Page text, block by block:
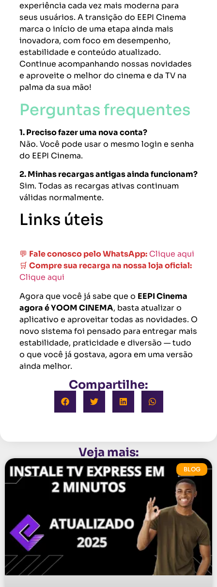
experiência cada vez mais moderna para
seus usuários. A transição do EEPI Cinema
marca o início de uma etapa ainda mais
inovadora, com foco em desempenho,
estabilidade e conteúdo atualizado.
Continue acompanhando nossas novidades
e aproveite o melhor do cinema e da TV na
palma da sua mão!
Perguntas frequentes
1. Preciso fazer uma nova conta?
Não. Você pode usar o mesmo login e senha
do EEPI Cinema.
2. Minhas recargas antigas ainda funcionam?
Sim. Todas as recargas ativas continuam
válidas normalmente.
Links úteis
💬 Fale conosco pelo WhatsApp: Clique aqui
🛒 Compre sua recarga na nossa loja oficial:
Clique aqui
Agora que você já sabe que o EEPI Cinema
agora é YOOM CINEMA, basta atualizar o
aplicativo e aproveitar todas as novidades. O
novo sistema foi pensado para entregar mais
estabilidade, praticidade e diversão — tudo
o que você já gostava, agora em uma versão
ainda melhor.
Compartilhe:
Veja mais:
BLOG